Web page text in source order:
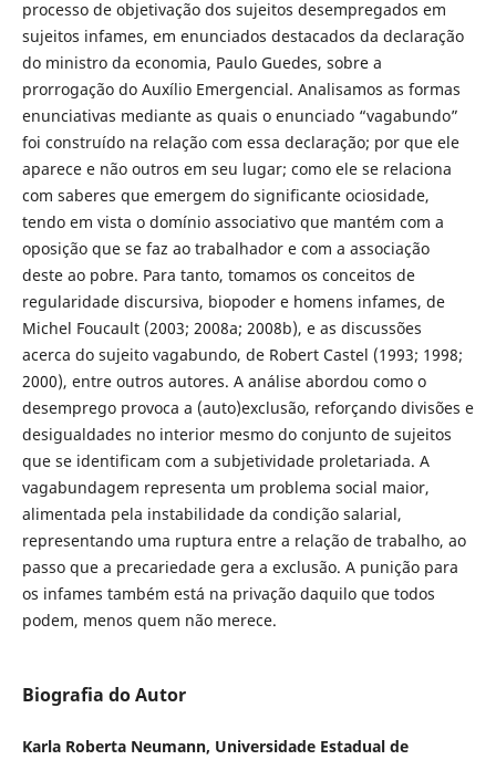
processo de objetivação dos sujeitos desempregados em
sujeitos infames, em enunciados destacados da declaração
do ministro da economia, Paulo Guedes, sobre a
prorrogação do Auxílio Emergencial. Analisamos as formas
enunciativas mediante as quais o enunciado “vagabundo”
foi construído na relação com essa declaração; por que ele
aparece e não outros em seu lugar; como ele se relaciona
com saberes que emergem do significante ociosidade,
tendo em vista o domínio associativo que mantém com a
oposição que se faz ao trabalhador e com a associação
deste ao pobre. Para tanto, tomamos os conceitos de
regularidade discursiva, biopoder e homens infames, de
Michel Foucault (2003; 2008a; 2008b), e as discussões
acerca do sujeito vagabundo, de Robert Castel (1993; 1998;
2000), entre outros autores. A análise abordou como o
desemprego provoca a (auto)exclusão, reforçando divisões e
desigualdades no interior mesmo do conjunto de sujeitos
que se identificam com a subjetividade proletariada. A
vagabundagem representa um problema social maior,
alimentada pela instabilidade da condição salarial,
representando uma ruptura entre a relação de trabalho, ao
passo que a precariedade gera a exclusão. A punição para
os infames também está na privação daquilo que todos
podem, menos quem não merece.
Biografia do Autor
Karla Roberta Neumann, Universidade Estadual de